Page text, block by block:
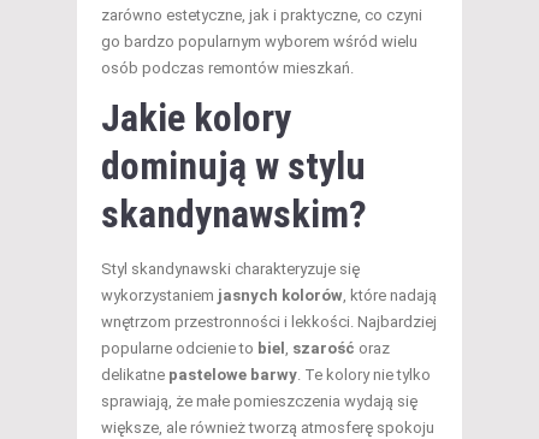
zarówno estetyczne, jak i praktyczne, co czyni
go bardzo popularnym wyborem wśród wielu
osób podczas remontów mieszkań.
Jakie kolory
dominują w stylu
skandynawskim?
Styl skandynawski charakteryzuje się
wykorzystaniem jasnych kolorów, które nadają
wnętrzom przestronności i lekkości. Najbardziej
popularne odcienie to biel , szarość oraz
delikatne pastelowe barwy. Te kolory nie tylko
sprawiają, że małe pomieszczenia wydają się
większe, ale również tworzą atmosferę spokoju